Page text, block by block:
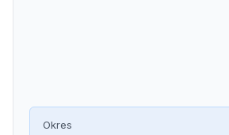
Okres